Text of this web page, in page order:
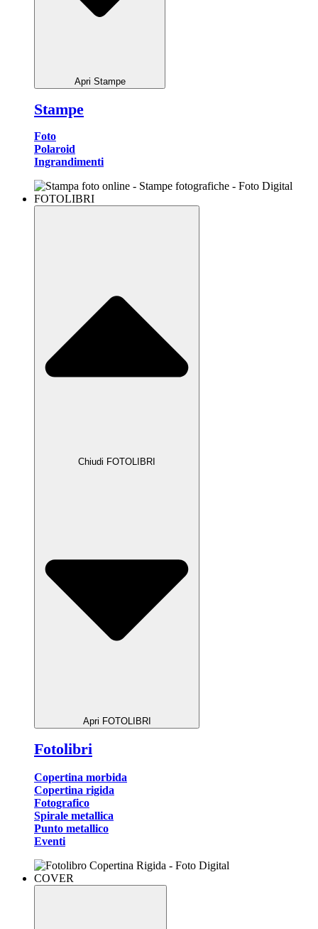
Apri Stampe
Stampe
Foto
Polaroid
Ingrandimenti
FOTOLIBRI
Chiudi FOTOLIBRI
Apri FOTOLIBRI
Fotolibri
Copertina morbida
Copertina rigida
Fotografico
Spirale metallica
Punto metallico
Eventi
COVER